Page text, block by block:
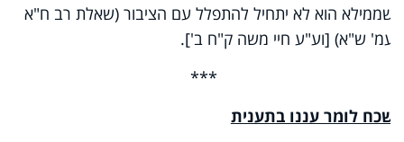
שממילא הוא לא יתחיל להתפלל עם הציבור (שאלת רב ח"א
עמ' ש"א) [וע"ע חיי משה ק"ח ב'].
***
שכח לומר עננו בתענית